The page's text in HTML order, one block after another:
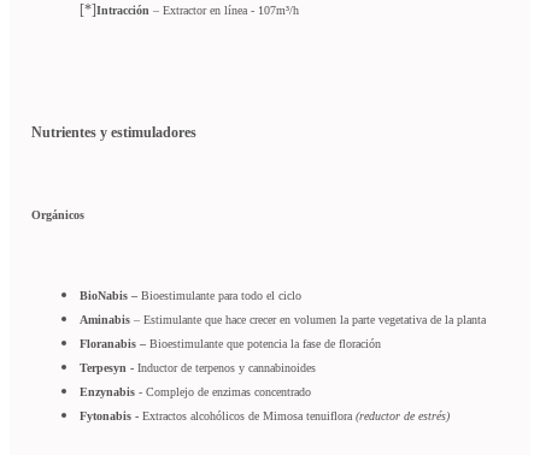
[*]Intracción – Extractor en línea - 107m³/h
Nutrientes y estimuladores
Orgánicos
BioNabis – Bioestimulante para todo el ciclo
Aminabis – Estimulante que hace crecer en volumen la parte vegetativa de la planta
Floranabis – Bioestimulante que potencia la fase de floración
Terpesyn - Inductor de terpenos y cannabinoides
Enzynabis - Complejo de enzimas concentrado
Fytonabis - Extractos alcohólicos de Mimosa tenuiflora (reductor de estrés)